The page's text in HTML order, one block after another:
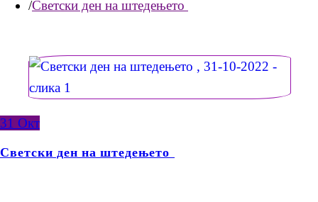
Светски ден на штедењето
31 Окт
Светски ден на штедењето